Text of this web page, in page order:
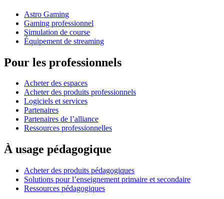
Astro Gaming
Gaming professionnel
Simulation de course
Équipement de streaming
Pour les professionnels
Acheter des espaces
Acheter des produits professionnels
Logiciels et services
Partenaires
Partenaires de l’alliance
Ressources professionnelles
À usage pédagogique
Acheter des produits pédagogiques
Solutions pour l’enseignement primaire et secondaire
Ressources pédagogiques